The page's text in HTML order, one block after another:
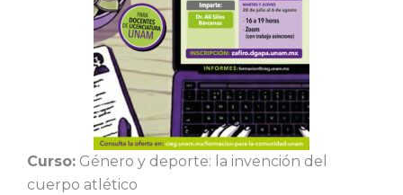
Curso: Género y deporte: la invención del
cuerpo atlético